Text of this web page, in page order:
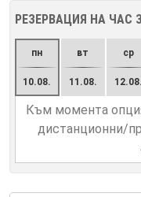
РЕЗЕРВАЦИЯ НА ЧАС
пн
10.08.
вт
11.08.
ср
12.08.
Към момента
дистанционни/